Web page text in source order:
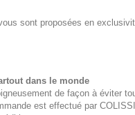
sont proposées en
dans le monde
de façon à éviter
est effectué par